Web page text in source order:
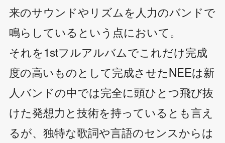
来のサウンドやリズムを人力のバンドで
鳴らしているという点において。
それを1stフルアルバムでこれだけ完成
度の高いものとして完成させたNEEは新
人バンドの中では完全に頭ひとつ飛び抜
けた発想力と技術を持っているとも言え
るが、独特な歌詞や言語のセンスからは